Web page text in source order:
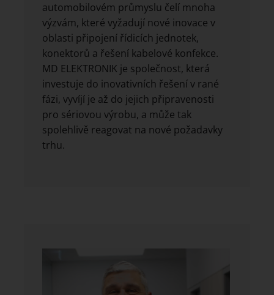
automobilovém průmyslu čelí mnoha
výzvám, které vyžadují nové inovace v
oblasti připojení řídicích jednotek,
konektorů a řešení kabelové konfekce.
MD ELEKTRONIK je společnost, která
investuje do inovativních řešení v rané
fázi, vyvíjí je až do jejich připravenosti
pro sériovou výrobu, a může tak
spolehlivě reagovat na nové požadavky
trhu.